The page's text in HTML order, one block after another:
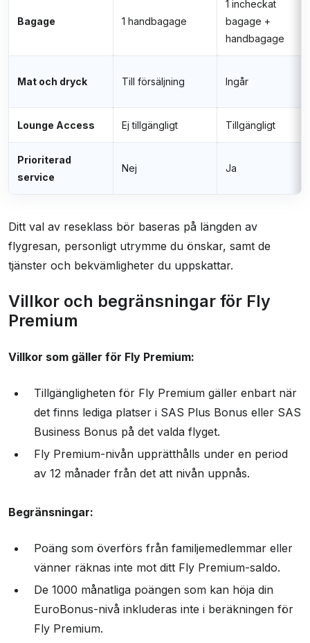
Bagage 1 handbagage
1 incheckat
bagage +
handbagage
Mat och dryck Till försäljning Ingår
Lounge Access Ej tillgängligt Tillgängligt
Prioriterad
service
Nej Ja
Ditt val av reseklass bör baseras på längden av
flygresan, personligt utrymme du önskar, samt de
tjänster och bekvämligheter du uppskattar.
Villkor och begränsningar för Fly
Premium
Villkor som gäller för Fly Premium:
Tillgängligheten för Fly Premium gäller enbart när
det finns lediga platser i SAS Plus Bonus eller SAS
Business Bonus på det valda flyget.
Fly Premium-nivån upprätthålls under en period
av 12 månader från det att nivån uppnås.
Begränsningar:
Poäng som överförs från familjemedlemmar eller
vänner räknas inte mot ditt Fly Premium-saldo.
De 1000 månatliga poängen som kan höja din
EuroBonus-nivå inkluderas inte i beräkningen för
Fly Premium.